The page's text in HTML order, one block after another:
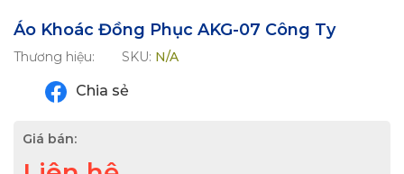
Áo Khoác Đồng Phục AKG-07 Công Ty
Thương hiệu: SKU: N/A
Chia sẻ
Giá bán: